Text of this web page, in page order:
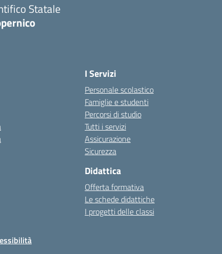
Statale
I Servizi
Personale scolastico
Famiglie e studenti
Percorsi di studio
Tutti i servizi
Assicurazione
Sicurezza
Didattica
Offerta formativa
Le schede didattiche
I progetti delle classi